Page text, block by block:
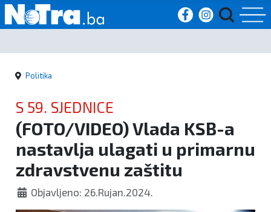
Početna
Vijesti
Sport
Kultura
Crna
kronika
Politika
S 59. SJEDNICE
(FOTO/VIDEO) Vlada KSB-a
nastavlja ulagati u primarnu
zdravstvenu zaštitu
Objavljeno: 26.Rujan.2024.